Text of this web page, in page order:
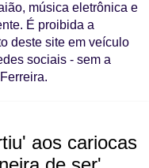
música eletrônica e
É proibida a
deste site em veículo
sociais - sem a
aos cariocas